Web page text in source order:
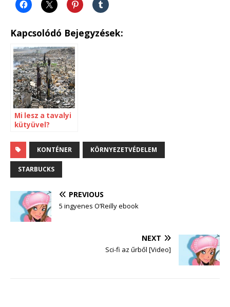
Kapcsolódó Bejegyzések:
Mi lesz a tavalyi
kütyüvel?
KONTÉNER KÖRNYEZETVÉDELEM
STARBUCKS
PREVIOUS
5 ingyenes O’Reilly ebook
NEXT
Sci-fi az űrből [Video]